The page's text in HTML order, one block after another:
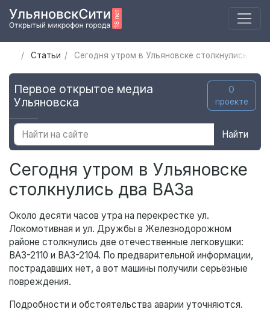
Статьи Сегодня утром в Ульяновске столкнулись два
Первое открытое медиа
Ульяновска
О
проекте
Найти
Сегодня утром в Ульяновске
столкнулись два ВАЗа
Около десяти часов утра на перекрестке ул.
Локомотивная и ул. Дружбы в Железнодорожном
районе столкнулись две отечественные легковушки:
ВАЗ-2110 и ВАЗ-2104. По предварительной информации,
пострадавших нет, а вот машины получили серьёзные
повреждения.
Подробности и обстоятельства аварии уточняются.